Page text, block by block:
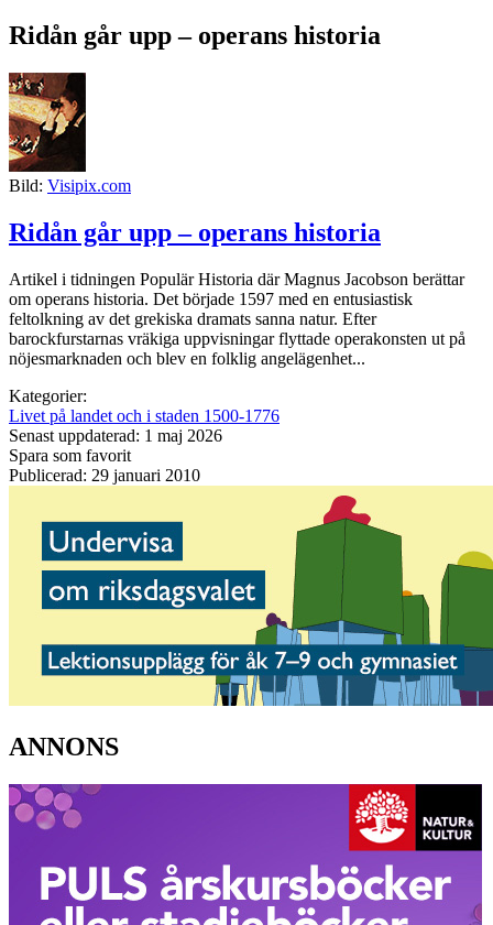
Ridån går upp – operans historia
Bild: Visipix.com
Ridån går upp – operans historia
Artikel i tidningen Populär Historia där Magnus Jacobson berättar
om operans historia. Det började 1597 med en entusiastisk
feltolkning av det grekiska dramats sanna natur. Efter
barockfurstarnas vräkiga uppvisningar flyttade operakonsten ut på
nöjesmarknaden och blev en folklig angelägenhet...
Kategorier:
Livet på landet och i staden 1500-1776
Senast uppdaterad: 1 maj 2026
Spara som favorit
Publicerad: 29 januari 2010
ANNONS